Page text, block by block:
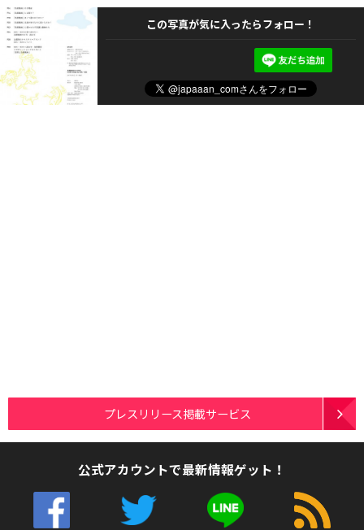
この写真が気に入ったらフォロー！
プレスリリース掲載サービス
公式アカウントで最新情報ゲット！